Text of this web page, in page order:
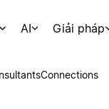
AI Giải pháp
Connections